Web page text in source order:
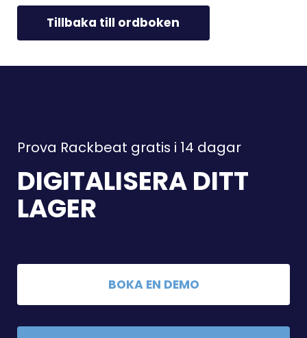
Tillbaka till ordboken
Prova Rackbeat gratis i 14 dagar
DIGITALISERA DITT
LAGER
BOKA EN DEMO